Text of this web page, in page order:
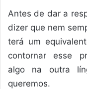
Antes de dar a
dizer que nem
terá um
contornar esse
algo na outra
queremos.